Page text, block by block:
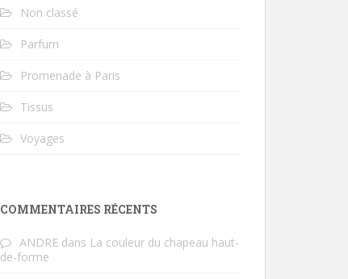
Non classé
Parfum
Promenade à Paris
Tissus
Voyages
COMMENTAIRES RÉCENTS
ANDRE dans La couleur du chapeau haut-
de-forme